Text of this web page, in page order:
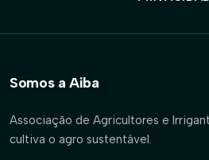
Somos a Aiba
Associação de Agricultores e
cultiva o agro sustentável.